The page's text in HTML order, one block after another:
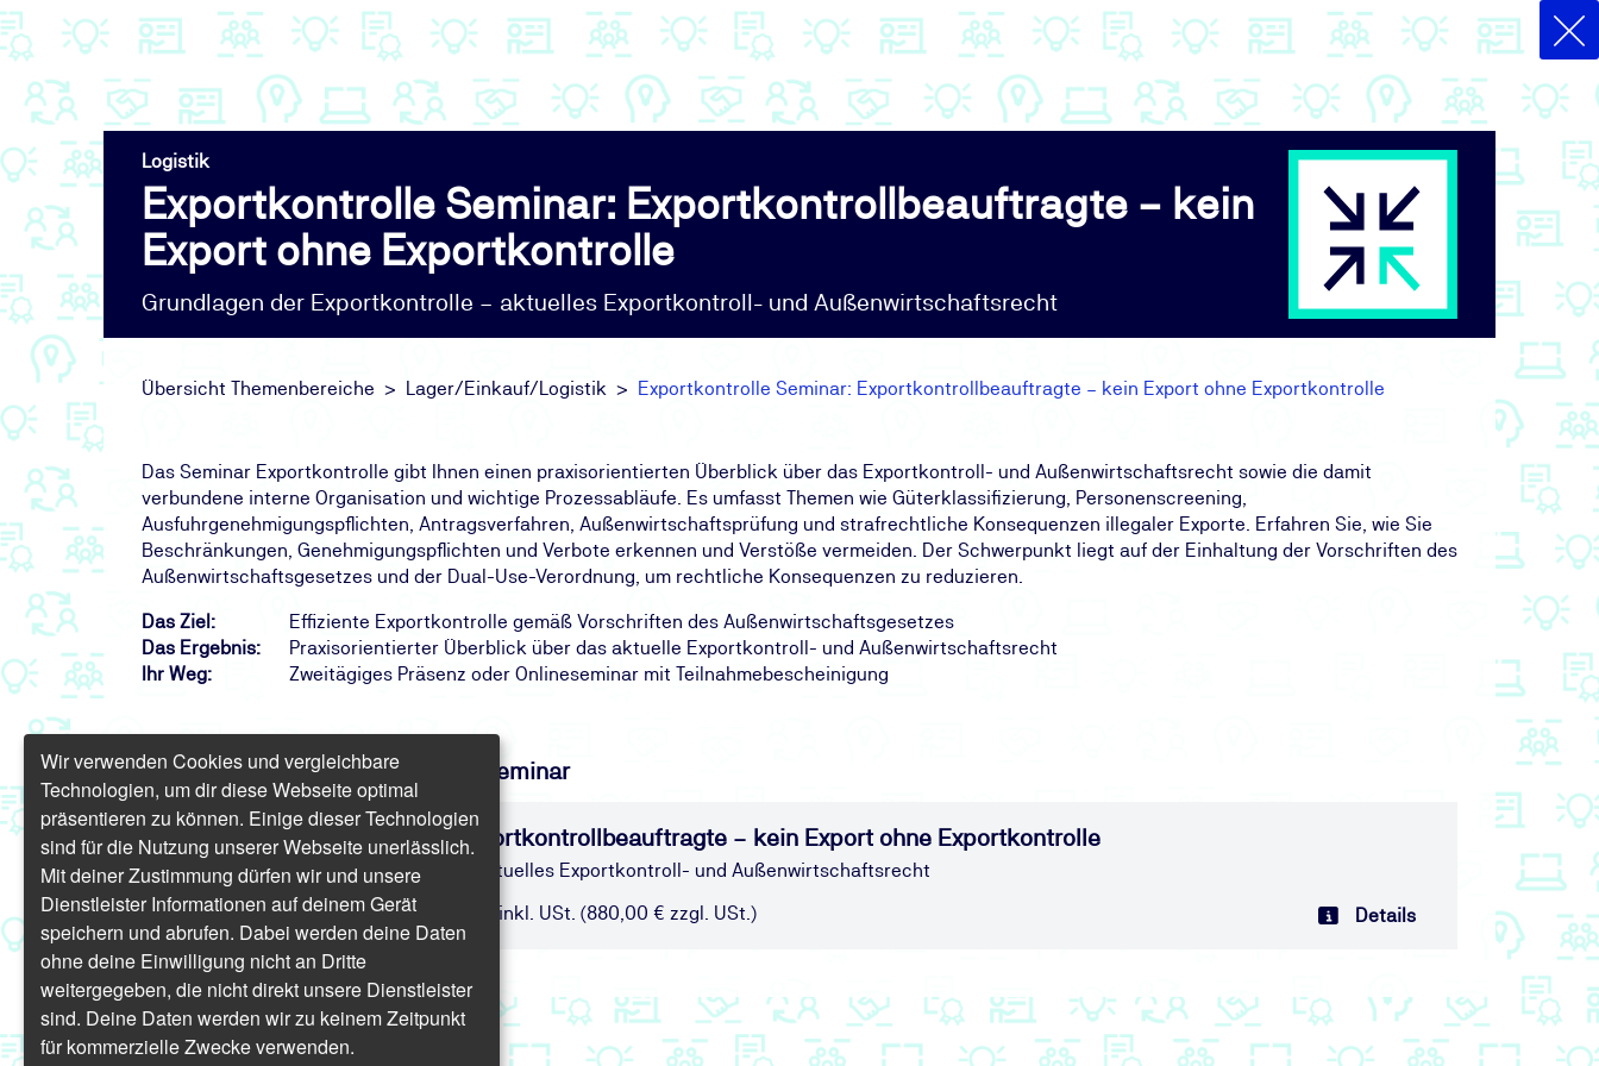
Logistik
Exportkontrolle Seminar: Exportkontrollbeauftragte – kein
Export ohne Exportkontrolle
Grundlagen der Exportkontrolle – aktuelles Exportkontroll- und Außenwirtschaftsrecht
Übersicht Themenbereiche Lager/Einkauf/Logistik Exportkontrolle Seminar: Exportkontrollbeauftragte – kein Export ohne Exportkontrolle
Das Seminar Exportkontrolle gibt Ihnen einen praxisorientierten Überblick über das Exportkontroll- und Außenwirtschaftsrecht sowie die damit
verbundene interne Organisation und wichtige Prozessabläufe. Es umfasst Themen wie Güterklassifizierung, Personenscreening,
Ausfuhrgenehmigungspflichten, Antragsverfahren, Außenwirtschaftsprüfung und strafrechtliche Konsequenzen illegaler Exporte. Erfahren Sie, wie Sie
Beschränkungen, Genehmigungspflichten und Verbote erkennen und Verstöße vermeiden. Der Schwerpunkt liegt auf der Einhaltung der Vorschriften des
Außenwirtschaftsgesetzes und der Dual-Use-Verordnung, um rechtliche Konsequenzen zu reduzieren.
Das Ziel:
Effiziente Exportkontrolle gemäß Vorschriften des Außenwirtschaftsgesetzes
Das Ergebnis:
Praxisorientierter Überblick über das aktuelle Exportkontroll- und Außenwirtschaftsrecht
Ihr Weg:
Zweitägiges Präsenz oder Onlineseminar mit Teilnahmebescheinigung
Finden Sie freie Termine für das Seminar
Exportkontrolle Seminar: Exportkontrollbeauftragte – kein Export ohne Exportkontrolle
Grundlagen der Exportkontrolle – aktuelles Exportkontroll- und Außenwirtschaftsrecht
Präsenz/Online | 2 16 | ab 1.047,20 € inkl. USt. (880,00 € zzgl. USt.) Details
Wir verwenden Cookies und vergleichbare
Technologien, um dir diese Webseite optimal
präsentieren zu können. Einige dieser Technologien
sind für die Nutzung unserer Webseite unerlässlich.
Mit deiner Zustimmung dürfen wir und unsere
Dienstleister Informationen auf deinem Gerät
speichern und abrufen. Dabei werden deine Daten
ohne deine Einwilligung nicht an Dritte
weitergegeben, die nicht direkt unsere Dienstleister
sind. Deine Daten werden wir zu keinem Zeitpunkt
für kommerzielle Zwecke verwenden.